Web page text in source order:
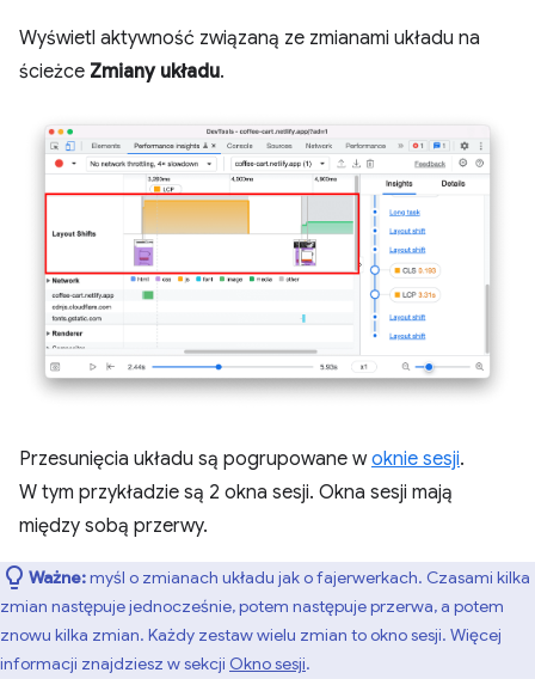
Wyświetl aktywność związaną ze zmianami układu na
ścieżce Zmiany układu.
Przesunięcia układu są pogrupowane woknie sesji.
W tym przykładzie są 2 okna sesji. Okna sesji mają
między sobą przerwy.
Ważne:myśl o zmianach układu jak o fajerwerkach. Czasami kilka
zmian następuje jednocześnie, potem następuje przerwa, a potem
znowu kilka zmian. Każdy zestaw wielu zmian to okno sesji. Więcej
informacji znajdziesz w sekcji Okno sesji.